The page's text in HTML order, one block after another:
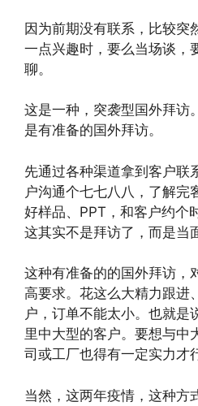
因为前期没有联系，比较突
一点兴趣时，要么当场谈，
聊。
这是一种，突袭型国外拜访
是有准备的国外拜访。
先通过各种渠道拿到客户联
户沟通个七七八八，了解完
好样品、PPT，和客户约个
这其实不是拜访了，而是当
这种有准备的的国外拜访，
高要求。花这么大精力跟进
户，订单不能太小。也就是
里中大型的客户。要想与中
司或工厂也得有一定实力才
当然，这两年疫情，这种方